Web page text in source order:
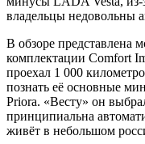
владельцы недовольны
В обзоре представлена
комплектации Comfort
проехал 1 000
познать её основные
Priora. «Весту» он
принципиальна
живёт в небольшом